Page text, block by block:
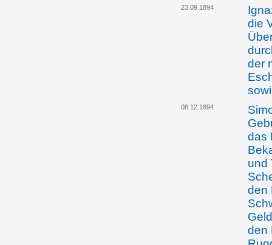
23.09.1894
die
der
08.12.1894
das
und
den
den